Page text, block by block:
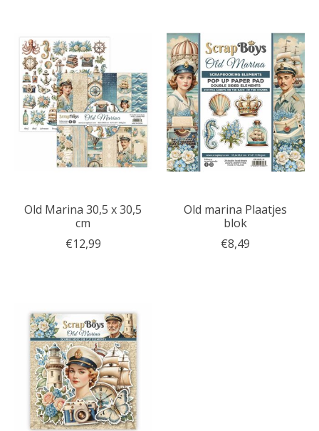
Old Marina 30,5 x 30,5
cm
€12,99
Old marina Plaatjes
blok
€8,49